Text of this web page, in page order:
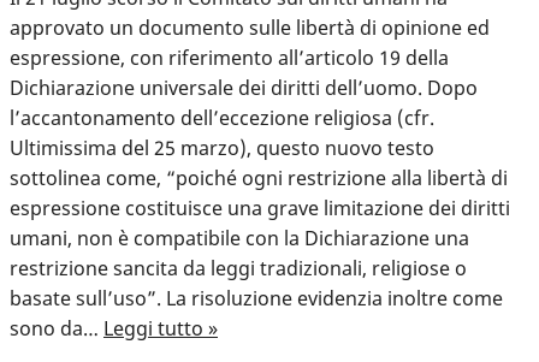
approvato un documento sulle libertà di opinione ed
espressione, con riferimento all’articolo 19 della
Dichiarazione universale dei diritti dell’uomo. Dopo
l’accantonamento dell’eccezione religiosa (cfr.
Ultimissima del 25 marzo), questo nuovo testo
sottolinea come, “poiché ogni restrizione alla libertà di
espressione costituisce una grave limitazione dei diritti
umani, non è compatibile con la Dichiarazione una
restrizione sancita da leggi tradizionali, religiose o
basate sull’uso”. La risoluzione evidenzia inoltre come
sono da… Leggi tutto »